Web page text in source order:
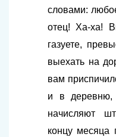
словами:
отец! Ха-ха!
газуете,
выехать на
вам
и в деревню,
начисляют
концу